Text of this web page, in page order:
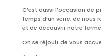
C’est aussi l’occasion de
temps d’un verre, de
et de découvrir notre
On se réjouit de vous